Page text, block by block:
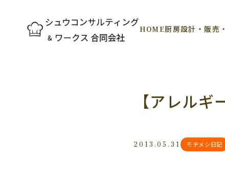
HOME厨房設計・販売
【アレルギ
2013.05.31 モテメシ日記